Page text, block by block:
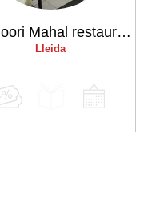
Tandoori Mahal restaurant
Lleida